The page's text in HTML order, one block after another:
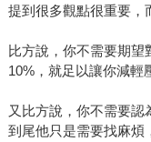
提到很多觀點很重要，
比方說，你不需要期
10%，就足以讓你減輕
又比方說，你不需要
到尾他只是需要找麻煩